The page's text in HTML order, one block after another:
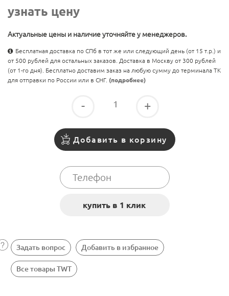
узнать цену
Актуальные цены и наличие уточняйте у менеджеров.
Бесплатная доставка по СПб в тот же или следующий день (от 15 т.р.) и
от 500 рублей для остальных заказов. Доставка в Москву от 300 рублей
(от 1-го дня). Бесплатно доставим заказ на любую сумму до терминала ТК
для отправки по России или в СНГ. (подробнее)
- +
Добавить в корзину
Задать вопрос Добавить в избранное
Все товары TWT